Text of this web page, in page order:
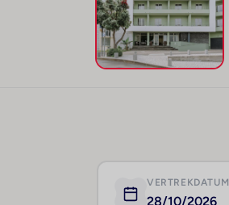
VERTREKDATUM
28/10/2026